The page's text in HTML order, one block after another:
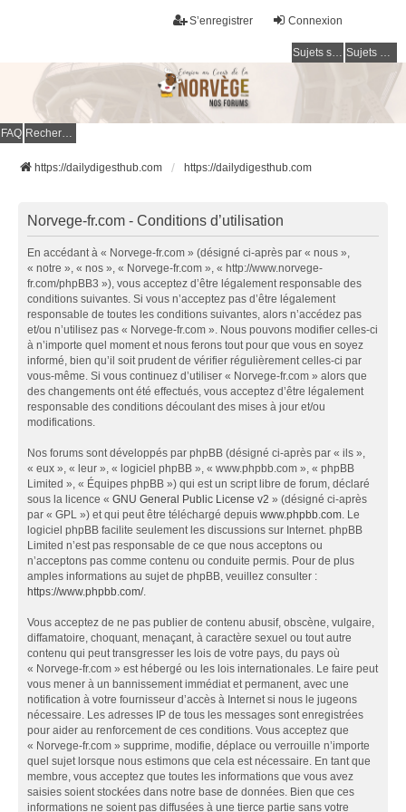
Connexion
S’enregistrer
Sujets sans réponse Sujets actifs
FAQ Rechercher
https://dailydigesthub.com https://dailydigesthub.com
Norvege-fr.com - Conditions d’utilisation
En accédant à « Norvege-fr.com » (désigné ci-après par « nous »,
« notre », « nos », « Norvege-fr.com », « http://www.norvege-
fr.com/phpBB3 »), vous acceptez d’être légalement responsable des
conditions suivantes. Si vous n’acceptez pas d’être légalement
responsable de toutes les conditions suivantes, alors n’accédez pas
et/ou n’utilisez pas « Norvege-fr.com ». Nous pouvons modifier celles-ci
à n’importe quel moment et nous ferons tout pour que vous en soyez
informé, bien qu’il soit prudent de vérifier régulièrement celles-ci par
vous-même. Si vous continuez d’utiliser « Norvege-fr.com » alors que
des changements ont été effectués, vous acceptez d’être légalement
responsable des conditions découlant des mises à jour et/ou
modifications.
Nos forums sont développés par phpBB (désigné ci-après par « ils »,
« eux », « leur », « logiciel phpBB », « www.phpbb.com », « phpBB
Limited », « Équipes phpBB ») qui est un script libre de forum, déclaré
sous la licence « GNU General Public License v2 » (désigné ci-après
par « GPL ») et qui peut être téléchargé depuis www.phpbb.com. Le
logiciel phpBB facilite seulement les discussions sur Internet. phpBB
Limited n’est pas responsable de ce que nous acceptons ou
n’acceptons pas comme contenu ou conduite permis. Pour de plus
amples informations au sujet de phpBB, veuillez consulter :
https://www.phpbb.com/.
Vous acceptez de ne pas publier de contenu abusif, obscène, vulgaire,
diffamatoire, choquant, menaçant, à caractère sexuel ou tout autre
contenu qui peut transgresser les lois de votre pays, du pays où
« Norvege-fr.com » est hébergé ou les lois internationales. Le faire peut
vous mener à un bannissement immédiat et permanent, avec une
notification à votre fournisseur d’accès à Internet si nous le jugeons
nécessaire. Les adresses IP de tous les messages sont enregistrées
pour aider au renforcement de ces conditions. Vous acceptez que
« Norvege-fr.com » supprime, modifie, déplace ou verrouille n’importe
quel sujet lorsque nous estimons que cela est nécessaire. En tant que
membre, vous acceptez que toutes les informations que vous avez
saisies soient stockées dans notre base de données. Bien que ces
informations ne soient pas diffusées à une tierce partie sans votre